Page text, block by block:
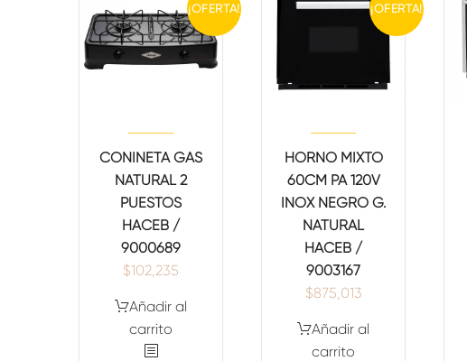
¡OFERTA!
CONINETA GAS
NATURAL 2
PUESTOS
HACEB /
9000689
$102,235
Añadir al
carrito
¡OFERTA!
HORNO MIXTO
60CM PA 120V
INOX NEGRO G.
NATURAL
HACEB /
9003167
$875,013
Añadir al
carrito